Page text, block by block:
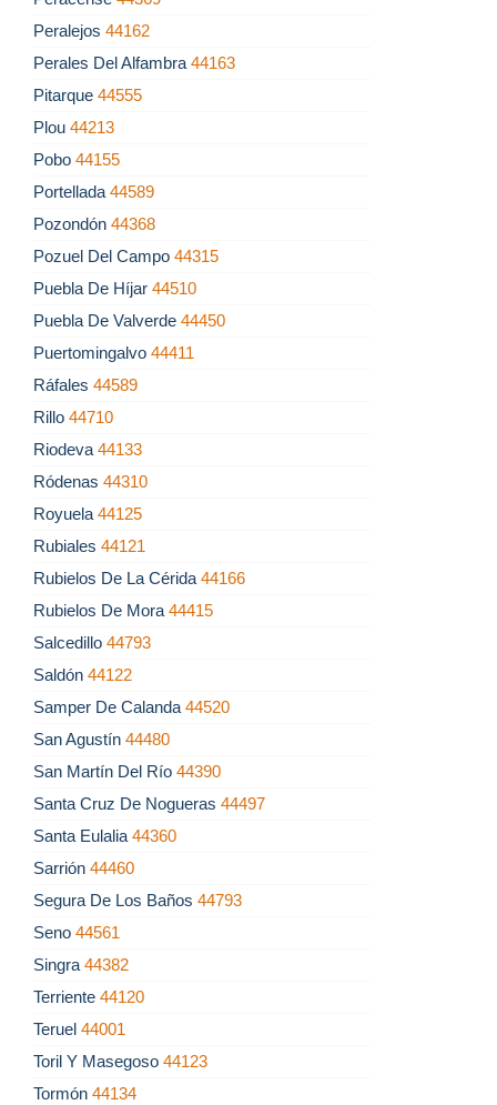
Peralejos 44162
Perales Del Alfambra 44163
Pitarque 44555
Plou 44213
Pobo 44155
Portellada 44589
Pozondón 44368
Pozuel Del Campo 44315
Puebla De Híjar 44510
Puebla De Valverde 44450
Puertomingalvo 44411
Ráfales 44589
Rillo 44710
Riodeva 44133
Ródenas 44310
Royuela 44125
Rubiales 44121
Rubielos De La Cérida 44166
Rubielos De Mora 44415
Salcedillo 44793
Saldón 44122
Samper De Calanda 44520
San Agustín 44480
San Martín Del Río 44390
Santa Cruz De Nogueras 44497
Santa Eulalia 44360
Sarrión 44460
Segura De Los Baños 44793
Seno 44561
Singra 44382
Terriente 44120
Teruel 44001
Toril Y Masegoso 44123
Tormón 44134